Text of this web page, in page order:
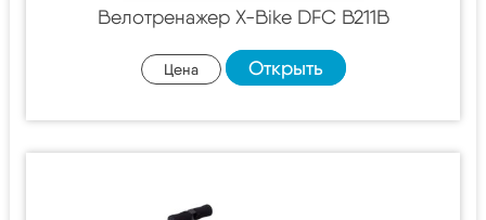
Велотренажер X-Bike DFC B211B
Цена Открыть